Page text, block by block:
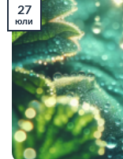
27
юли